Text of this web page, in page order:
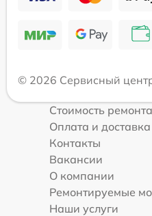
© 2026 Сервисный
Стоимость ремонта
Оплата и доставка
Контакты
Вакансии
О компании
Ремонтируемые
Наши услуги